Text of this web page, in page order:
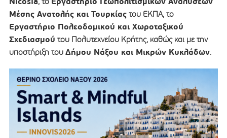
Μέσης Ανατολής και Τουρκίαςτου ΕΚΠΑ, το
Εργαστήριο Πολεοδομικού και Χωροταξικού
Σχεδιασμού του Πολυτεχνείου Κρήτης, καθώς και με την
υποστήριξη του Δήμου Νάξου και Μικρών Κυκλάδων.